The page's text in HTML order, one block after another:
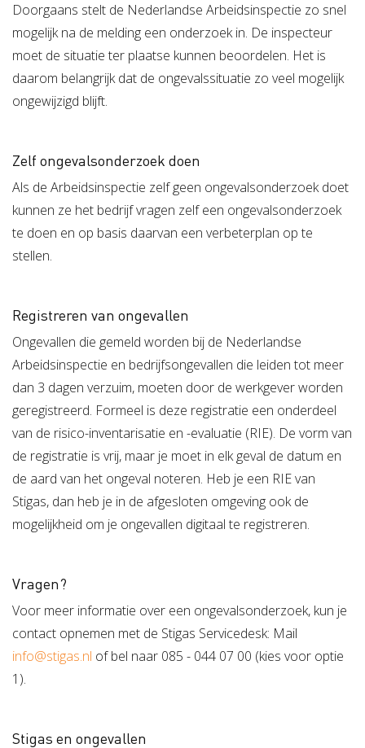
Doorgaans stelt de Nederlandse Arbeidsinspectie zo snel
mogelijk na de melding een onderzoek in. De inspecteur
moet de situatie ter plaatse kunnen beoordelen. Het is
daarom belangrijk dat de ongevalssituatie zo veel mogelijk
ongewijzigd blijft.
Zelf ongevalsonderzoek doen
Als de Arbeidsinspectie zelf geen ongevalsonderzoek doet
kunnen ze het bedrijf vragen zelf een ongevalsonderzoek
te doen en op basis daarvan een verbeterplan op te
stellen.
Registreren van ongevallen
Ongevallen die gemeld worden bij de Nederlandse
Arbeidsinspectie en bedrijfsongevallen die leiden tot meer
dan 3 dagen verzuim, moeten door de werkgever worden
geregistreerd. Formeel is deze registratie een onderdeel
van de risico-inventarisatie en -evaluatie (RIE). De vorm van
de registratie is vrij, maar je moet in elk geval de datum en
de aard van het ongeval noteren. Heb je een RIE van
Stigas, dan heb je in de afgesloten omgeving ook de
mogelijkheid om je ongevallen digitaal te registreren.
Vragen?
Voor meer informatie over een ongevalsonderzoek, kun je
contact opnemen met de Stigas Servicedesk: Mail
info@stigas.nl of bel naar 085 - 044 07 00 (kies voor optie
1).
Stigas en ongevallen